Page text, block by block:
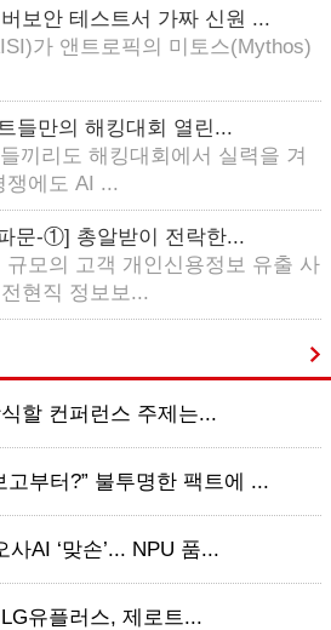
보안 테스트서 가짜 신원 ...
가 앤트로픽의 미토스(Mythos)
들만의 해킹대회 열린...
끼리도 해킹대회에서 실력을 겨
쟁에도 AI ...
문-①] 총알받이 전락한...
규모의 고객 개인신용정보 유출 사
현직 정보보...
할 컨퍼런스 주제는...
부터?” 불투명한 팩트에 ...
AI ‘맞손’... NPU 품...
유플러스, 제로트...